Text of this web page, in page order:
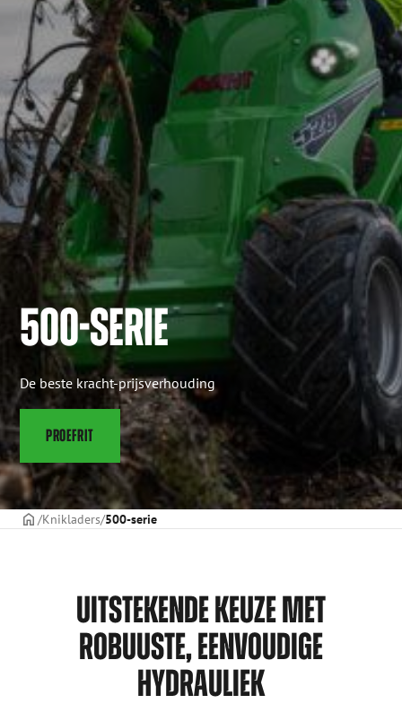
500-SERIE
De beste kracht-prijsverhouding
PROEFRIT
Voorpagina
Knikladers 500-serie
UITSTEKENDE KEUZE MET
ROBUUSTE, EENVOUDIGE
HYDRAULIEK